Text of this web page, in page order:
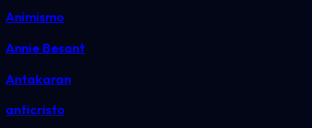
Animismo
Annie Besant
Antakaran
anticristo